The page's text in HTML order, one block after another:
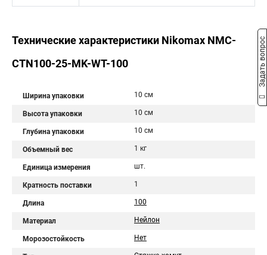
Технические характеристики Nikomax NMC-
CTN100-25-MK-WT-100
Ширина упаковки 10 см
Высота упаковки 10 см
Глубина упаковки 10 см
Объемный вес 1 кг
Единица измерения шт.
Кратность поставки 1
Длина 100
Материал Нейлон
Морозостойкость Нет
Задать вопрос